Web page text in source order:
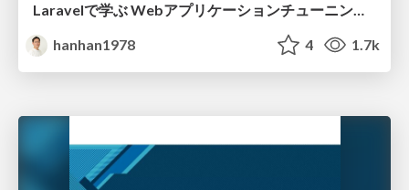
Laravelで学ぶ Webアプリケーションチューニング入門/web_application_tuning_101
hanhan1978
4 1.7k